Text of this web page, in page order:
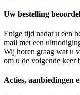
Uw bestelling
Enige tijd nadat u een
mail met een
Wij horen graag wat u
om u de volgende keer
Acties, aanbiedingen